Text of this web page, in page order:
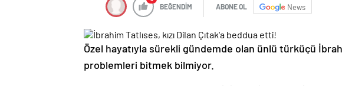
BEĞENDİM ABONE OL News
Özel hayatıyla sürekli gündemde olan ünlü türküçü
problemleri bitmek bilmiyor.